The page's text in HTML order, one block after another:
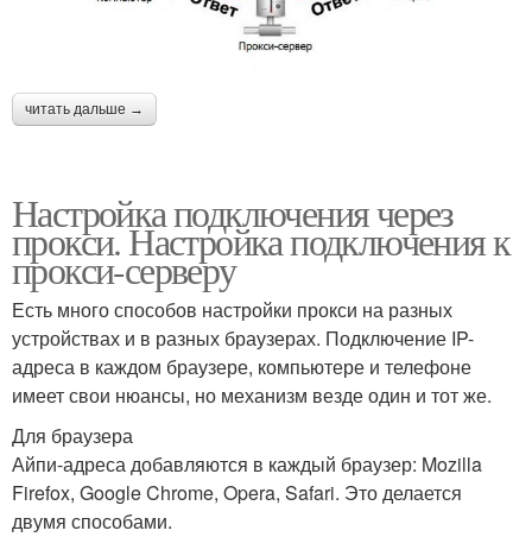
читать дальше →
Настройка подключения через
прокси. Настройка подключения к
прокси-серверу
Есть много способов настройки прокси на разных
устройствах и в разных браузерах. Подключение IP-
адреса в каждом браузере, компьютере и телефоне
имеет свои нюансы, но механизм везде один и тот же.
Для браузера
Айпи-адреса добавляются в каждый браузер: Mozilla
Firefox, Google Chrome, Opera, Safari. Это делается
двумя способами.